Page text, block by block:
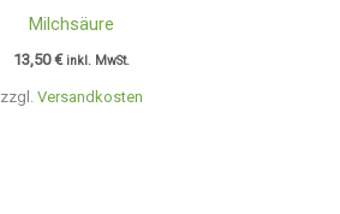
zzgl. Versandkosten
Milchsäure
13,50€ inkl. MwSt.